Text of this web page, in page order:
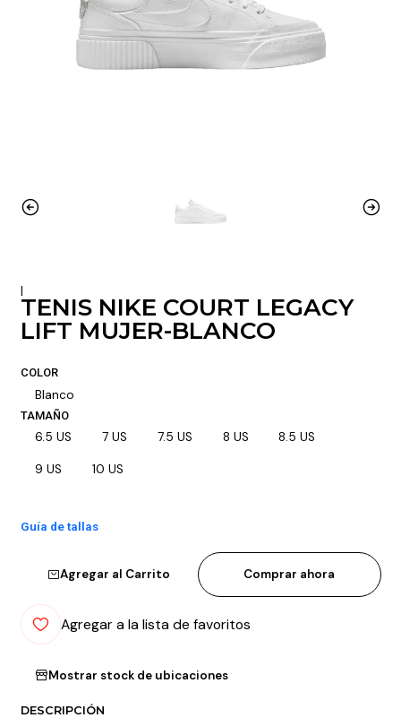
|
TENIS NIKE COURT LEGACY
LIFT MUJER-BLANCO
COLOR
Blanco
TAMAÑO
6.5 US 7 US 7.5 US 8 US 8.5 US
9 US 10 US
Guía de tallas
Agregar al Carrito Comprar ahora
Agregar a la lista de favoritos
Mostrar stock de ubicaciones
DESCRIPCIÓN